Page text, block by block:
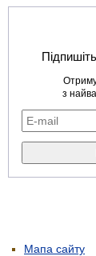
з
Мапа сайту